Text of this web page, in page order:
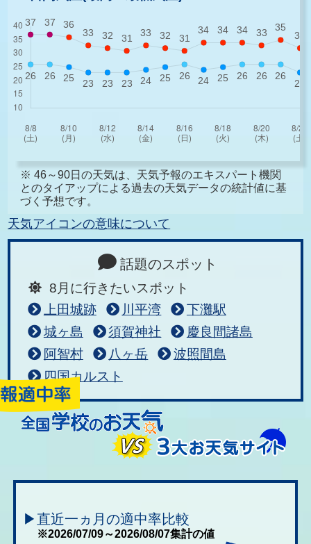
※ 46～90日の天気は、天気予報のエキスパート機関
とのタイアップによる過去の天気データの統計値に基
づく予想です。
天気アイコンの意味について
話題のスポット
8月に行きたいスポット
上田城跡
川平湾
下灘駅
城ヶ島
須賀神社
慶良間諸島
阿智村
八ヶ岳
波照間島
四国カルスト
▶直近一ヵ月の適中率比較
※2026/07/09～2026/08/07集計の値